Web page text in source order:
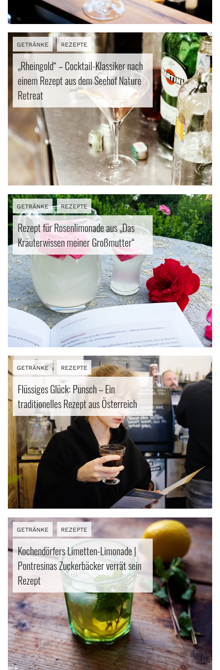
GETRÄNKE REZEPTE
„Rheingold“ – Cocktail-Klassiker nach
einem Rezept aus dem Seehof Nature
Retreat
GETRÄNKE REZEPTE
Rezept für Rosenlimonade aus „Das
Kräuterwissen meiner Großmutter“
GETRÄNKE REZEPTE
Flüssiges Glück: Punsch – Ein
traditionelles Rezept aus Österreich
GETRÄNKE REZEPTE
Kochendörfers Limetten-Limonade |
Pontresinas Zuckerbäcker verrät sein
Rezept